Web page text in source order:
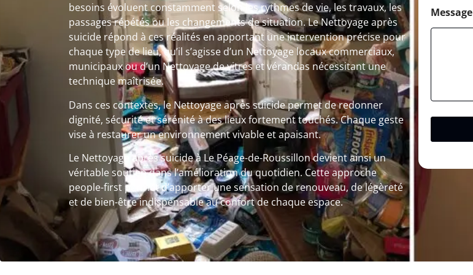
besoins évoluent constamment selon les rythmes de vie, les travaux, les
passages répétés ou les changements de situation. Le Nettoyage après
suicide répond à ces réalités en apportant une intervention précise pour
chaque type de lieu, qu’il s’agisse d’un Nettoyage locaux commerciaux,
municipaux ou d’un Nettoyage de vitres et vérandas nécessitant une
technique maîtrisée.
Dans ces contextes, le Nettoyage après suicide permet de redonner
dignité, sécurité et sérénité à des lieux fortement touchés. Chaque geste
vise à restaurer un environnement vivable et apaisant.
Le Nettoyage après suicide à Le Péage-de-Roussillon devient ainsi un
véritable soutien dans l’amélioration du quotidien. Cette approche
people-first permet d’apporter une sensation de renouveau, de légèreté
et de bien-être indispensable au confort de chaque espace.
-Message